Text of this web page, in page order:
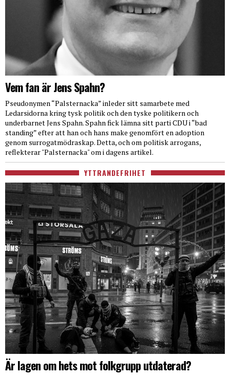
Vem fan är Jens Spahn?
Pseudonymen “Palsternacka” inleder sitt samarbete med
Ledarsidorna kring tysk politik och den tyske politikern och
underbarnet Jens Spahn. Spahn fick lämna sitt parti CDU i “bad
standing” efter att han och hans make genomfört en adoption
genom surrogatmödraskap. Detta, och om politisk arrogans,
reflekterar "Palsternacka" om i dagens artikel.
YTTRANDEFRIHET
Är lagen om hets mot folkgrupp utdaterad?